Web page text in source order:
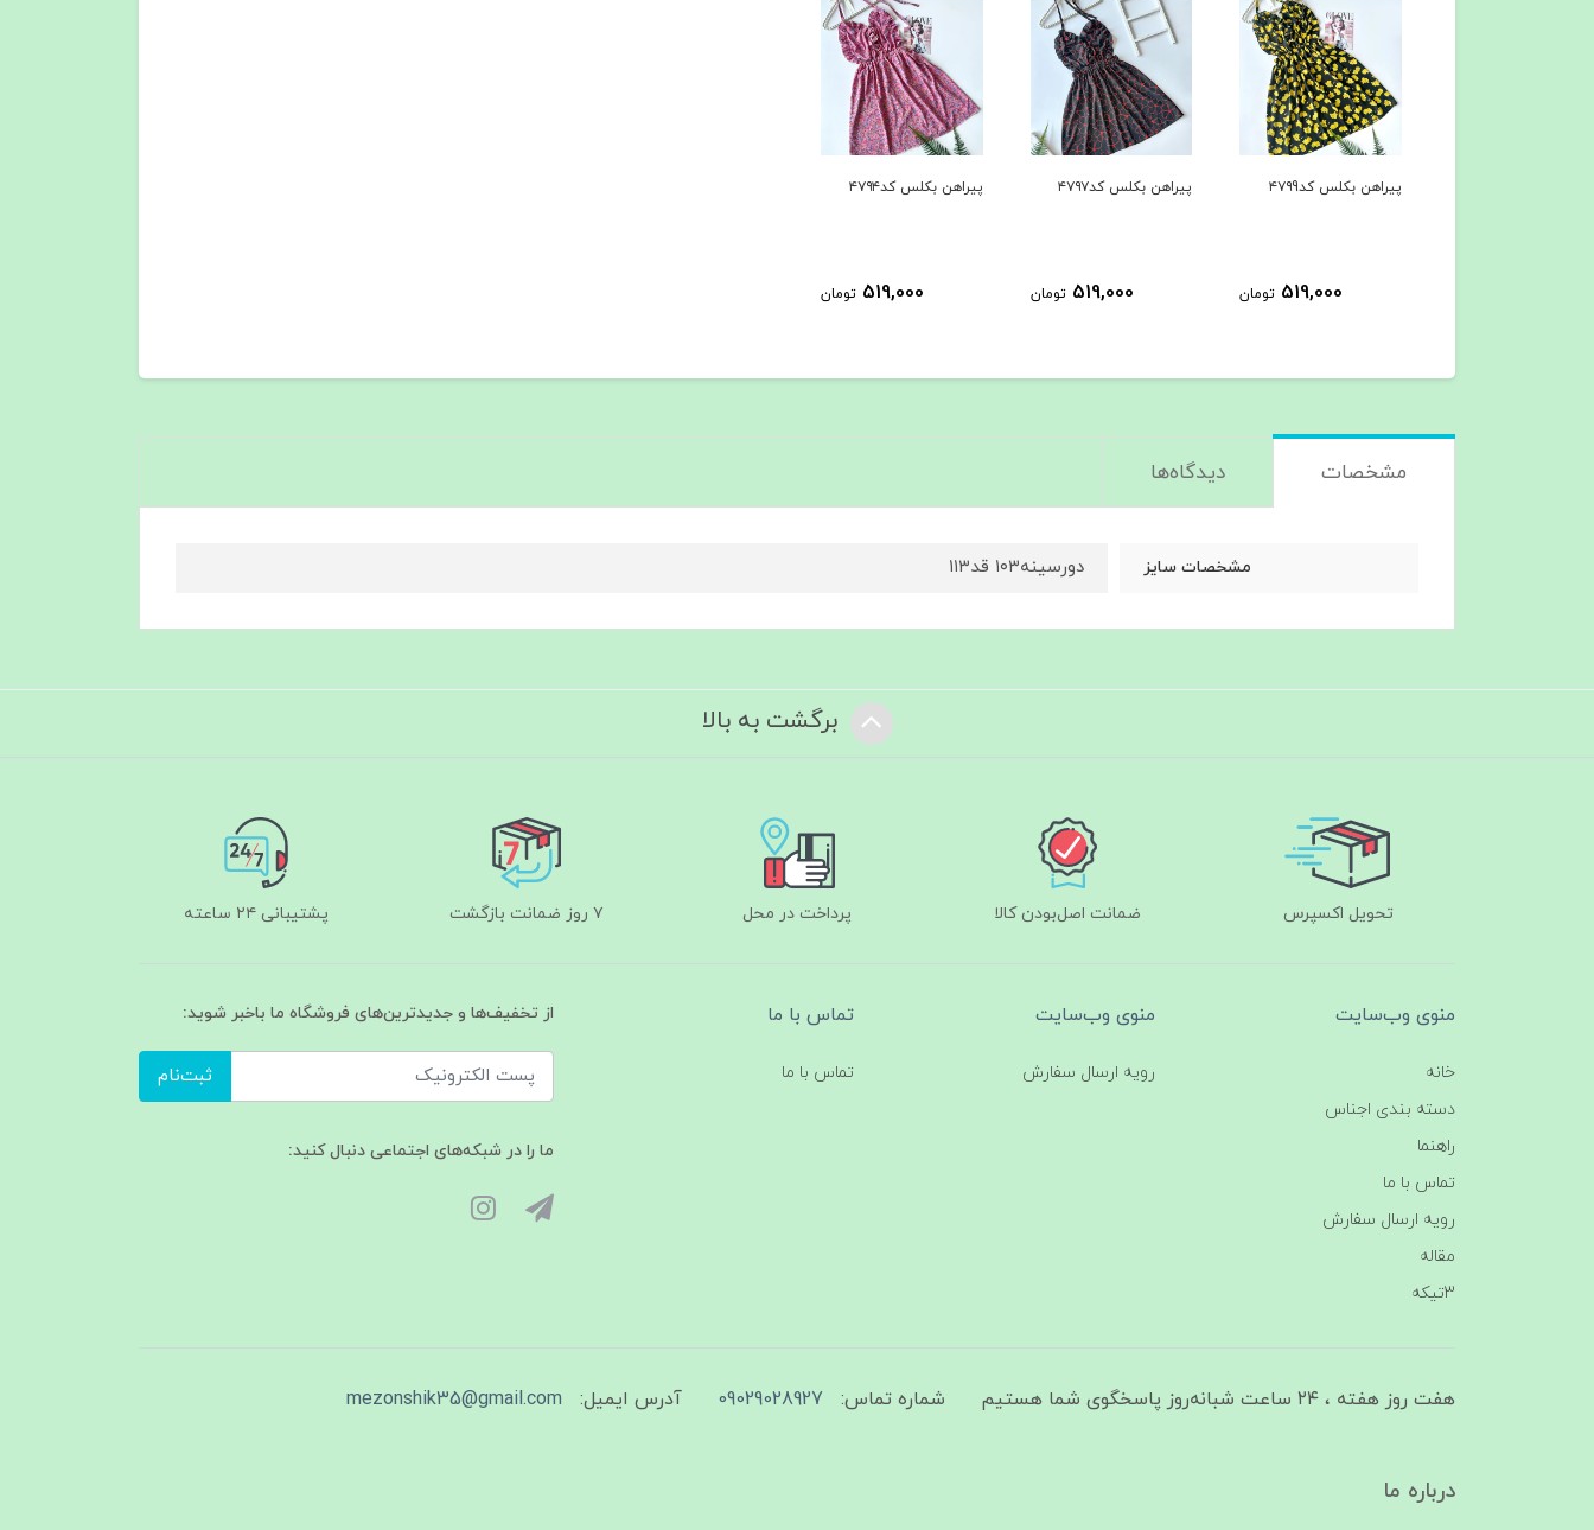
پیراهن بکلس کد۴۷۹9
519,000 تومان
پیراهن بکلس کد۴۷۹۷
519,000 تومان
پیراهن بکلس کد۴۷۹۴
519,000 تومان
مشخصات دیدگاه‌ها
مشخصات سایز دورسینه۱۰۳ قد۱۱۳
برگشت به بالا
تحویل اکسپرس ضمانت اصل‌بودن کالا پرداخت در محل ۷ روز ضمانت بازگشت پشتیبانی ۲۴ ساعته
منوی وب‌سایت
خانه
دسته بندی اجناس
راهنما
تماس با ما
رویه ارسال سفارش
مقاله
3تیکه
منوی وب‌سایت
رویه ارسال سفارش
تماس با ما
تماس با ما
از تخفیف‌ها و جدیدترین‌های فروشگاه ما باخبر شوید:
ثبت‌نام
ما را در شبکه‌های اجتماعی دنبال کنید:
هفت روز هفته ، ۲۴ ساعت شبانه‌روز پاسخگوی شما هستیم شماره تماس: 09029028927 آدرس ایمیل: mezonshik35@gmail.com
درباره ما